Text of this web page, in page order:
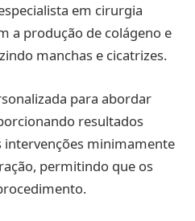
em cirurgia
a produção de colágeno e
manchas e cicatrizes.
para abordar
resultados
intervenções minimamente
permitindo que os